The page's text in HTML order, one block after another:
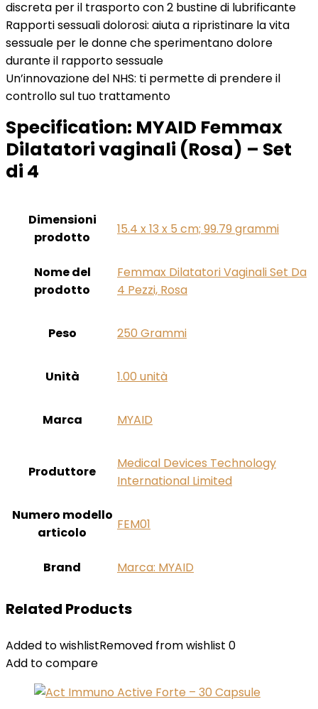
discreta per il trasporto con 2 bustine di lubrificante
Rapporti sessuali dolorosi: aiuta a ripristinare la vita
sessuale per le donne che sperimentano dolore
durante il rapporto sessuale
Un’innovazione del NHS: ti permette di prendere il
controllo sul tuo trattamento
Specification: MYAID Femmax
Dilatatori vaginali (Rosa) – Set
di 4
Dimensioni
prodotto
‎15.4 x 13 x 5 cm; 99.79 grammi
Nome del
prodotto
‎Femmax Dilatatori Vaginali Set Da
4 Pezzi, Rosa
Peso ‎250 Grammi
Unità ‎1.00 unità
Marca ‎MYAID
Produttore
‎Medical Devices Technology
International Limited
Numero modello
articolo
‎FEM01
Brand Marca: MYAID
Related Products
Added to wishlistRemoved from wishlist 0
Add to compare